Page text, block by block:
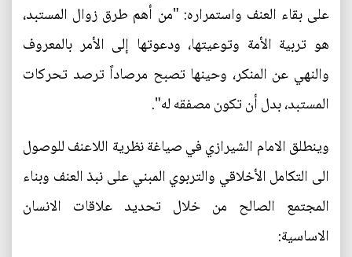
على بقاء العنف واستمراره: "من أهم طرق زوال المستبد،
هو تربية الأمة وتوعيتها، ودعوتها إلى الأمر بالمعروف
والنهي عن المنكر، وحينها تصبح مرصاداً ترصد تحركات
المستبد، بدل أن تكون مصفقه له".
وينطلق الامام الشيرازي في صياغة نظرية اللاعنف للوصول
الى التكامل الأخلاقي والتربوي المبني على نبذ العنف وبناء
المجتمع الصالح من خلال تحديد علاقات الانسان
الاساسية: